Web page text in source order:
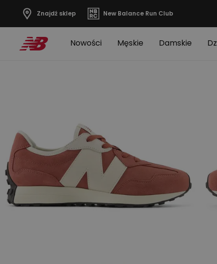
Znajdź sklep New Balance Run Club
Nowości Męskie Damskie